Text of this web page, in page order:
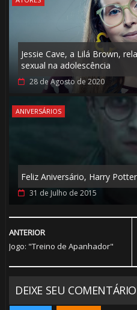
Jessie Cave, a Lilá Brown,
sexual na adolescência
28 de Agosto de 2020
ANIVERSÁRIOS
Feliz Aniversário, Harry
31 de Julho de 2015
ANTERIOR
Jogo: "Treino de Apanhador"
DEIXE SEU COMENTÁRIO
⚡